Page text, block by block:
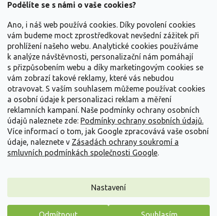
Podělíte se s námi o vaše cookies?
Ano, i náš web používá cookies. Díky povolení cookies
vám budeme moct zprostředkovat nevšední zážitek při
prohlížení našeho webu. Analytické cookies používáme
k analýze návštěvnosti, personalizační nám pomáhají
s přizpůsobením webu a díky marketingovým cookies se
vám zobrazí takové reklamy, které vás nebudou
otravovat. S vaším souhlasem můžeme používat cookies
a osobní údaje k personalizaci reklam a měření
reklamních kampaní. Naše podmínky ochrany osobních
údajů naleznete zde: Podmínky ochrany osobních údajů.
Více informací o tom, jak Google zpracovává vaše osobní
údaje, naleznete v Zásadách ochrany soukromí a
smluvních podmínkách společnosti Google.
Nastavení
Vše o nákupu
Informace pro Vás
Kontakujte nás
Vytvořil Shoptet
Copyright 2026Zahradnictví Spomyšl. Všechna práva